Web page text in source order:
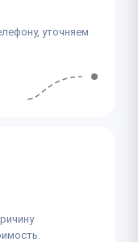
уточняем